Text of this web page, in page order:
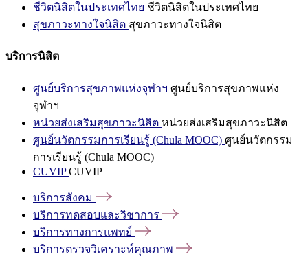
ชีวิตนิสิตในประเทศไทย ชีวิตนิสิตในประเทศไทย
สุขภาวะทางใจนิสิต สุขภาวะทางใจนิสิต
บริการนิสิต
ศูนย์บริการสุขภาพแห่งจุฬาฯ ศูนย์บริการสุขภาพแห่ง
จุฬาฯ
หน่วยส่งเสริมสุขภาวะนิสิต หน่วยส่งเสริมสุขภาวะนิสิต
ศูนย์นวัตกรรมการเรียนรู้ (Chula MOOC) ศูนย์นวัตกรรม
การเรียนรู้ (Chula MOOC)
CUVIPCUVIP
บริการสังคม
บริการทดสอบและวิชาการ
บริการทางการแพทย์
บริการตรวจวิเคราะห์คุณภาพ